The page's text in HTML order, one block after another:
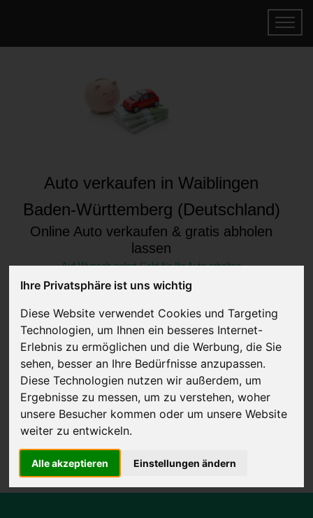
Ihre Privatsphäre ist uns wichtig
Diese Website verwendet Cookies und Targeting
Technologien, um Ihnen ein besseres Internet-
Erlebnis zu ermöglichen und die Werbung, die Sie
sehen, besser an Ihre Bedürfnisse anzupassen.
Diese Technologien nutzen wir außerdem, um
Ergebnisse zu messen, um zu verstehen, woher
unsere Besucher kommen oder um unsere Website
weiter zu entwickeln.
Alle akzeptieren Einstellungen ändern
Auto verkaufen in Waiblingen
Baden-Württemberg (Deutschland)
Online Auto verkaufen & gratis abholen
lassen
Auf Wunsch sofort Geld für Ihr Auto erhalten
JETZT KOSTENLOSE BEWERTUNG
Kostenloses Angebotfür den Ankauf Ihres Autos inklusive der
Abholung, auf Wunsch sofort Geld. Ihre Daten werden nicht mit Dritten
Wir garantieren 100% Sicherheit.